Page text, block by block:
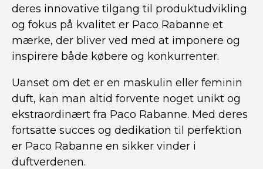
deres innovative tilgang til produktudvikling
og fokus på kvalitet er Paco Rabanne et
mærke, der bliver ved med at imponere og
inspirere både købere og konkurrenter.
Uanset om det er en maskulin eller feminin
duft, kan man altid forvente noget unikt og
ekstraordinært fra Paco Rabanne. Med deres
fortsatte succes og dedikation til perfektion
er Paco Rabanne en sikker vinder i
duftverdenen.